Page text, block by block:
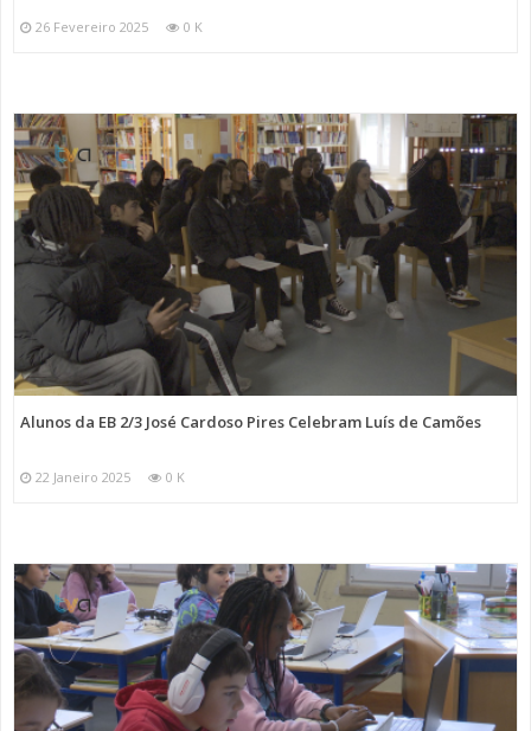
26 Fevereiro 2025 0 K
Alunos da EB 2/3 José Cardoso Pires Celebram Luís de Camões
22 Janeiro 2025 0 K